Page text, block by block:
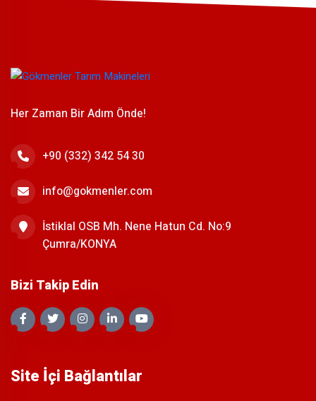
Her Zaman Bir Adım Önde!
+90 (332) 342 54 30
info@gokmenler.com
İstiklal OSB Mh. Nene Hatun Cd. No:9
Çumra/KONYA
Bizi Takip Edin
Site İçi Bağlantılar